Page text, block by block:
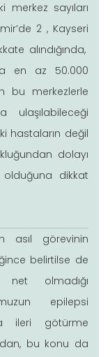
merkez sayıları
2 , Kayseri
alındığında,
en az 50.000
bu merkezlerle
hastaların değil
dolayı
dikkat
asıl görevinin
belirtilse de
net olmadığı
epilepsi
ileri götürme
bu konu da